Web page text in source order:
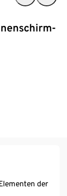
der